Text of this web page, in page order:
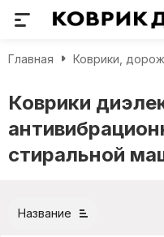
Главная Коврики,
Коврики
стиральной
Название